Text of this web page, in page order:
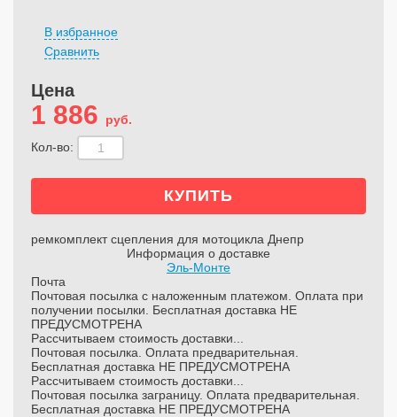
В избранное
Сравнить
Цена
1 886
руб.
Кол-во:
ремкомплект сцепления для мотоцикла Днепр
Информация о доставке
Эль-Монте
Почта
Почтовая посылка с наложенным платежом. Оплата при
получении посылки. Бесплатная доставка НЕ
ПРЕДУСМОТРЕНА
Рассчитываем стоимость доставки...
Почтовая посылка. Оплата предварительная.
Бесплатная доставка НЕ ПРЕДУСМОТРЕНА
Рассчитываем стоимость доставки...
Почтовая посылка заграницу. Оплата предварительная.
Бесплатная доставка НЕ ПРЕДУСМОТРЕНА